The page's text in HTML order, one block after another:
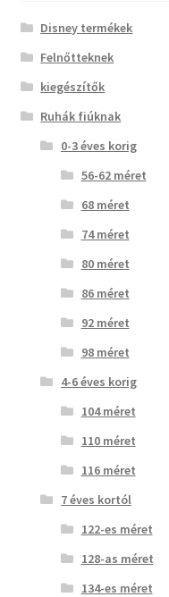
Disney termékek
Felnőtteknek
kiegészítők
Ruhák fiúknak
0-3 éves korig
56-62 méret
68 méret
74 méret
80 méret
86 méret
92 méret
98 méret
4-6 éves korig
104 méret
110 méret
116 méret
7 éves kortól
122-es méret
128-as méret
134-es méret